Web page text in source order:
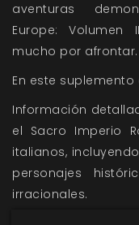
aventuras
Europe:
mucho por
En este
Información
el Sacro Imperio
italianos,
personajes
irracionales.
Una cronología